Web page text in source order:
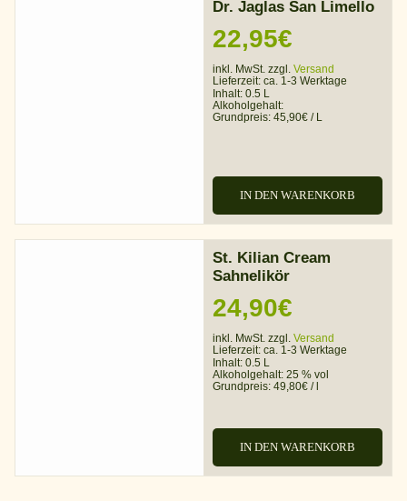
Dr. Jaglas San Limello
22,95€
inkl. MwSt. zzgl. Versand
Lieferzeit: ca. 1-3 Werktage
Inhalt: 0.5 L
Alkoholgehalt:
Grundpreis: 45,90€ / L
IN DEN WARENKORB
St. Kilian Cream
Sahnelikör
24,90€
inkl. MwSt. zzgl. Versand
Lieferzeit: ca. 1-3 Werktage
Inhalt: 0.5 L
Alkoholgehalt: 25 % vol
Grundpreis: 49,80€ /
IN DEN WARENKORB